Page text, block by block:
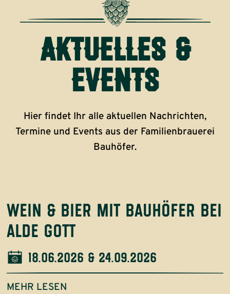
aktuelles &
events
Hier findet Ihr alle aktuellen Nachrichten,
Termine und Events aus der Familienbrauerei
Bauhöfer.
wein & bier mit bauhöfer bei
alde gott
18.06.2026 & 24.09.2026
MEHR LESEN